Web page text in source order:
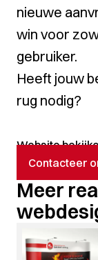
nieuwe
win voor
gebruiker.
Heeft jouw
rug nodig?
Website
Contacteer
Meer